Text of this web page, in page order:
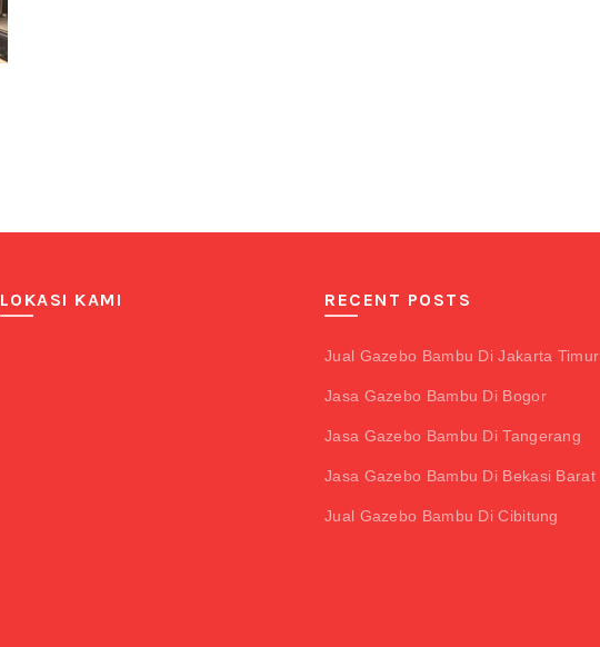
LOKASI KAMI RECENT POSTS
Jual Gazebo Bambu Di Jakarta Timur
Jasa Gazebo Bambu Di Bogor
Jasa Gazebo Bambu Di Tangerang
Jasa Gazebo Bambu Di Bekasi Barat
Jual Gazebo Bambu Di Cibitung